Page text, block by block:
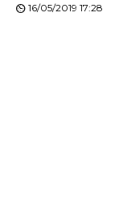
16/05/2019 17:28